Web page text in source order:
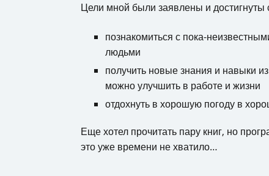
Цели мной были заявлены и
познакомиться с пока-
людьми
получить новые знания и навыки
можно улучшить в работе и жизни
отдохнуть в хорошую погоду в
Еще хотел прочитать пару книг, но
это уже времени не хватило…